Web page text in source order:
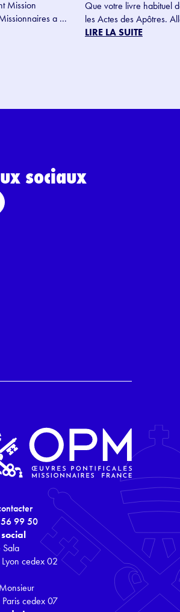
Mission
a ...
Que votre livre habituel
les Actes des Apôtres.
LIRE LA SUITE
sociaux
99 50
Sala
cedex 02
cedex 07